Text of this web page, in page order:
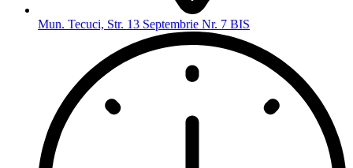
Mun. Tecuci, Str. 13 Septembrie Nr. 7 BIS